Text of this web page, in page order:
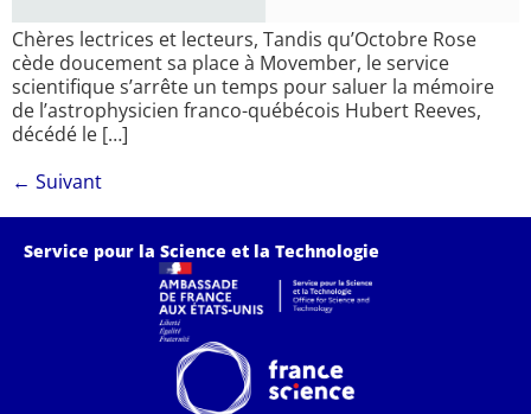
Chères lectrices et lecteurs, Tandis qu’Octobre Rose
cède doucement sa place à Movember, le service
scientifique s’arrête un temps pour saluer la mémoire
de l’astrophysicien franco-québécois Hubert Reeves,
décédé le […]
← Suivant
Service pour la Science et la Technologie